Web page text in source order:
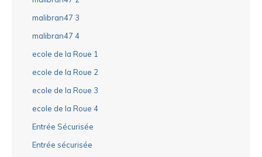
malibran47 3
malibran47 4
ecole de la Roue 1
ecole de la Roue 2
ecole de la Roue 3
ecole de la Roue 4
Entrée Sécurisée
Entrée sécurisée